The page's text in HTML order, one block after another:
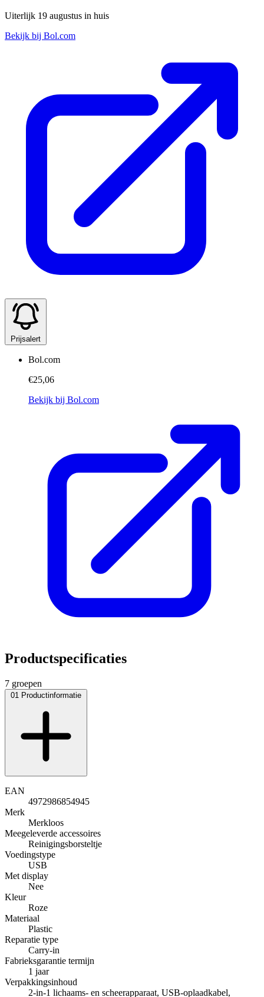
Uiterlijk 19 augustus in huis
Bekijk bij Bol.com
Prijsalert
Bol.com
€25,06
Bekijk bij Bol.com
Productspecificaties
7 groepen
01 Productinformatie
EAN
4972986854945
Merk
Merkloos
Meegeleverde accessoires
Reinigingsborsteltje
Voedingstype
USB
Met display
Nee
Kleur
Roze
Materiaal
Plastic
Reparatie type
Carry-in
Fabrieksgarantie termijn
1 jaar
Verpakkingsinhoud
2-in-1 lichaams- en scheerapparaat, USB-oplaadkabel,